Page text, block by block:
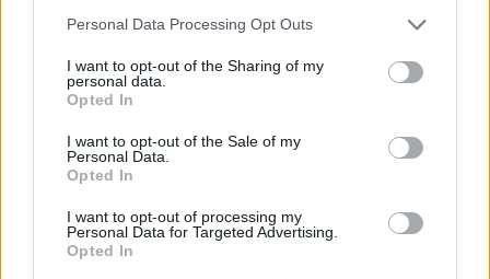
Personal Data Processing Opt Outs
I want to opt-out of the Sharing of my
personal data.
Opted In
I want to opt-out of the Sale of my
Personal Data.
Opted In
I want to opt-out of processing my
Personal Data for Targeted Advertising.
Opted In
Quello che in effetti può risultare irritante
nella questione è che i parametri utilizzati
dall'algoritmo sono assolutamente segreti
–essendo parte della “ricetta che rende
unica un'applicazione o un programma – e
quindi non è possibile sfruttarli